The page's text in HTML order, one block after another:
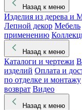
Назад к меню
Изделия из дерева и
Лепной декор Мебель
применению
Назад к меню
Каталоги и чертежи
изделий Оплата и
по отделке и монтажу
возврат Видео
Назад к меню